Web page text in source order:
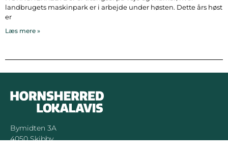
landbrugets maskinpark er i arbejde under høsten. Dette års høst
er
Læs mere »
Bymidten 3A
4050 Skibby